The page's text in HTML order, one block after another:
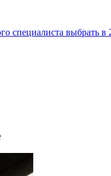
специалиста выбрать в